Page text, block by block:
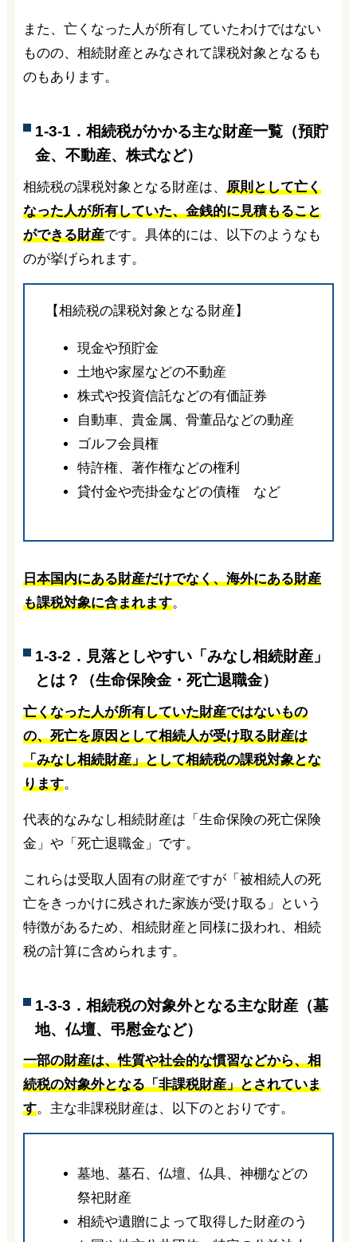
また、亡くなった人が所有していたわけではない
ものの、相続財産とみなされて課税対象となるも
のもあります。
1-3-1．相続税がかかる主な財産一覧（預貯
金、不動産、株式など）
相続税の課税対象となる財産は、 原則として亡く
なった人が所有していた、金銭的に見積もること
ができる財産です。具体的には、以下のようなも
のが挙げられます。
【相続税の課税対象となる財産】
現金や預貯金
土地や家屋などの不動産
株式や投資信託などの有価証券
自動車、貴金属、骨董品などの動産
ゴルフ会員権
特許権、著作権などの権利
貸付金や売掛金などの債権 など
日本国内にある財産だけでなく、海外にある財産
も課税対象に含まれます。
1-3-2．見落としやすい「みなし相続財産」
とは？（生命保険金・死亡退職金）
亡くなった人が所有していた財産ではないもの
の、死亡を原因として相続人が受け取る財産は
「みなし相続財産」として相続税の課税対象とな
ります。
代表的なみなし相続財産は「生命保険の死亡保険
金」や「死亡退職金」です。
これらは受取人固有の財産ですが「被相続人の死
亡をきっかけに残された家族が受け取る」という
特徴があるため、相続財産と同様に扱われ、相続
税の計算に含められます。
1-3-3．相続税の対象外となる主な財産（墓
地、仏壇、弔慰金など）
一部の財産は、性質や社会的な慣習などから、相
続税の対象外となる「非課税財産」とされていま
す。主な非課税財産は、以下のとおりです。
墓地、墓石、仏壇、仏具、神棚などの
祭祀財産
相続や遺贈によって取得した財産のう